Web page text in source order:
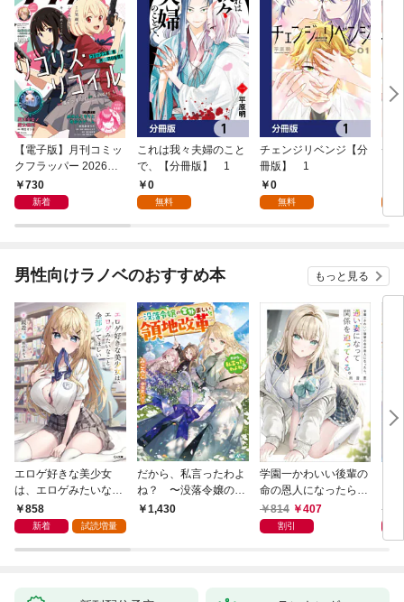
【電子版】月刊コミッ
クフラッパー 2026年9
月号730
新着
これは我々夫婦のこと
で、【分冊版】 1
0
無料
チェンジリベンジ【分
冊版】 1
0
無料
チ
男性向けラノベのおすすめ本 もっと見る
エロゲ好きな美少女
は、エロゲみたいなこ
と全部シてほしい【電
子ＳＳ特典付き】
858
新着 試読増量
だから、私言ったわよ
ね？ 〜没落令嬢の案
外楽しい領地改革〜
1,430
学園一かわいい後輩の
命の恩人になったら、
通い妻になって関係を
迫ってくる。
814 407
割引